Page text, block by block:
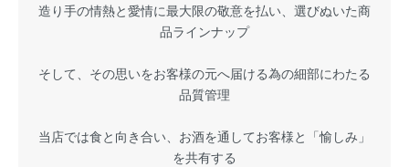
造り手の情熱と愛情に最大限の敬意を払い、選びぬいた商
品ラインナップ
そして、その思いをお客様の元へ届ける為の細部にわたる
品質管理
当店では食と向き合い、お酒を通してお客様と「愉しみ」
を共有する